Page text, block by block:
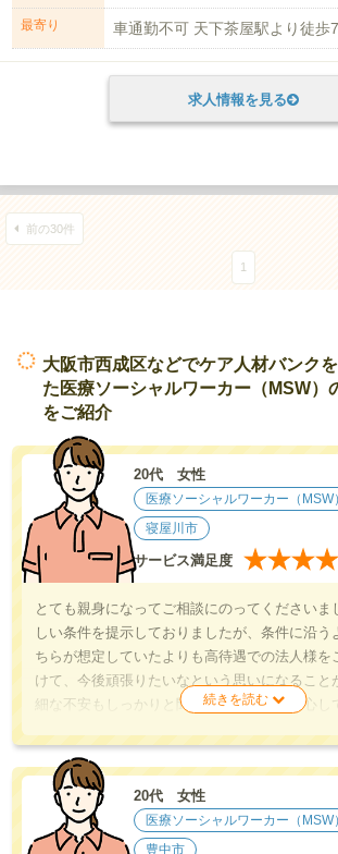
最寄り 車通勤不可 天下茶屋駅より徒歩
求人情報を見る
前の30件
1
大阪市西成区などでケア人材バンク
た医療ソーシャルワーカー（MSW）
をご紹介
20代 女性
医療ソーシャルワーカー（MSW）
寝屋川市
サービス満足度 ★★★★
とても親身になってご相談にのってくださいま
しい条件を提示しておりましたが、条件に沿う
ちらが想定していたよりも高待遇での法人様を
けて、今後頑張りたいなという思いになること
細な不安もしっかりと聞いてくださり、安心し
20代 女性
医療ソーシャルワーカー（MSW）
豊中市